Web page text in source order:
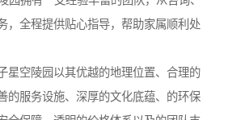
，全程提供贴心指导，帮助家属顺利处
星空陵园以其优越的地理位置、合理的
的服务设施、深厚的文化底蕴、的环保